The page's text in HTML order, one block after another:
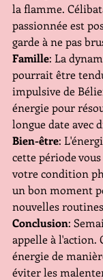
la flamme.
passionnée est
garde à ne pas
Famille: La
pourrait être
impulsive de
énergie pour
longue date avec
Bien-être:
cette période
votre condition
un bon moment
nouvelles
Conclusion:
appelle à l'action.
énergie de
éviter les